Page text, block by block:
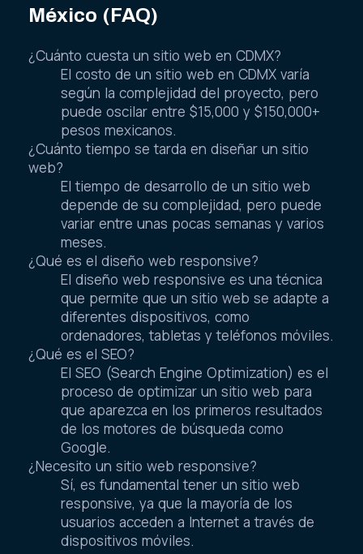
México (FAQ)
¿Cuánto cuesta un sitio web en CDMX?
El costo de un sitio web en CDMX varía
según la complejidad del proyecto, pero
puede oscilar entre $15,000 y $150,000+
pesos mexicanos.
¿Cuánto tiempo se tarda en diseñar un sitio
web?
El tiempo de desarrollo de un sitio web
depende de su complejidad, pero puede
variar entre unas pocas semanas y varios
meses.
¿Qué es el diseño web responsive?
El diseño web responsive es una técnica
que permite que un sitio web se adapte a
diferentes dispositivos, como
ordenadores, tabletas y teléfonos móviles.
¿Qué es el SEO?
El SEO (Search Engine Optimization) es el
proceso de optimizar un sitio web para
que aparezca en los primeros resultados
de los motores de búsqueda como
Google.
¿Necesito un sitio web responsive?
Sí, es fundamental tener un sitio web
responsive, ya que la mayoría de los
usuarios acceden a Internet a través de
dispositivos móviles.